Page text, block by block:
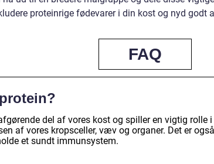
proteinrige fødevarer i din kost og nyd godt
FAQ
del af vores kost og spiller en vigtig rolle
af vores kropsceller, væv og organer. Det er
et sundt immunsystem.